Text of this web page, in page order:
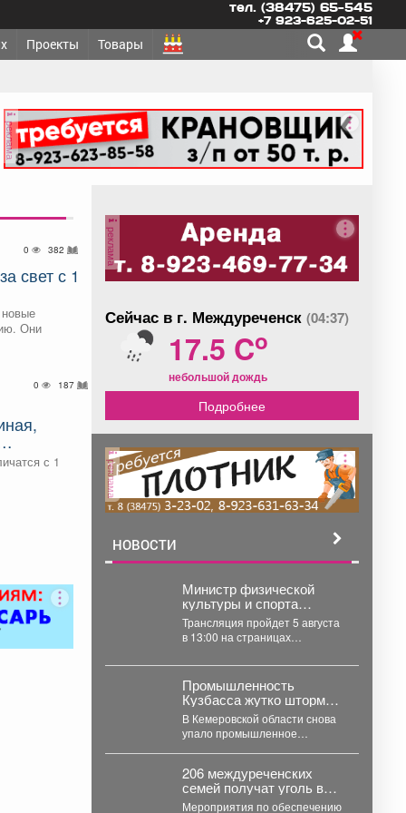
тел. (38475) 65-545
+7 923-625-02-51
Проекты Товары
реклама
0 382
свет с 1
новые
Они
0 187
с 1
реклама
Сейчас в г. Междуреченск (04:37)
17.5 Co
небольшой дождь
Подробнее
реклама
НОВОСТИ
Министр физической
культуры и спорта
Кузбасса Денис Ведягин
расскажет о развитии
спорта в регионе в
прямом эфире ЦУР.
Трансляция пройдет 5 августа
в 13:00 на страницах
«ВКонтакте» и
«Одноклассниках». ...
Промышленность
Кузбасса жутко штормит:
показатели опять летят
вниз
В Кемеровской области снова
упало промышленное
сферах. С...
206 междуреченских
семей получат уголь в
рамках областной
Мероприятия по обеспечению